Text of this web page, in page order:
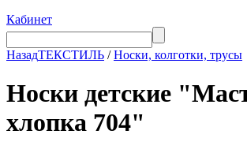
Кабинет
НазадТЕКСТИЛЬ /Носки, колготки, трусы
Носки детские
хлопка 704"